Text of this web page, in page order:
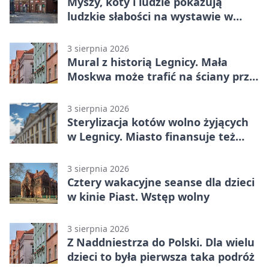
ludzkie słabości na wystawie w
3 sierpnia 2026
Mural z historią Legnicy. Mała
Moskwa może trafić na ściany przy
3 sierpnia 2026
Sterylizacja kotów wolno żyjących
w Legnicy. Miasto finansuje też
3 sierpnia 2026
Cztery wakacyjne seanse dla dzieci
w kinie Piast. Wstęp wolny
3 sierpnia 2026
Z Naddniestrza do Polski. Dla wielu
dzieci to była pierwsza taka podróż